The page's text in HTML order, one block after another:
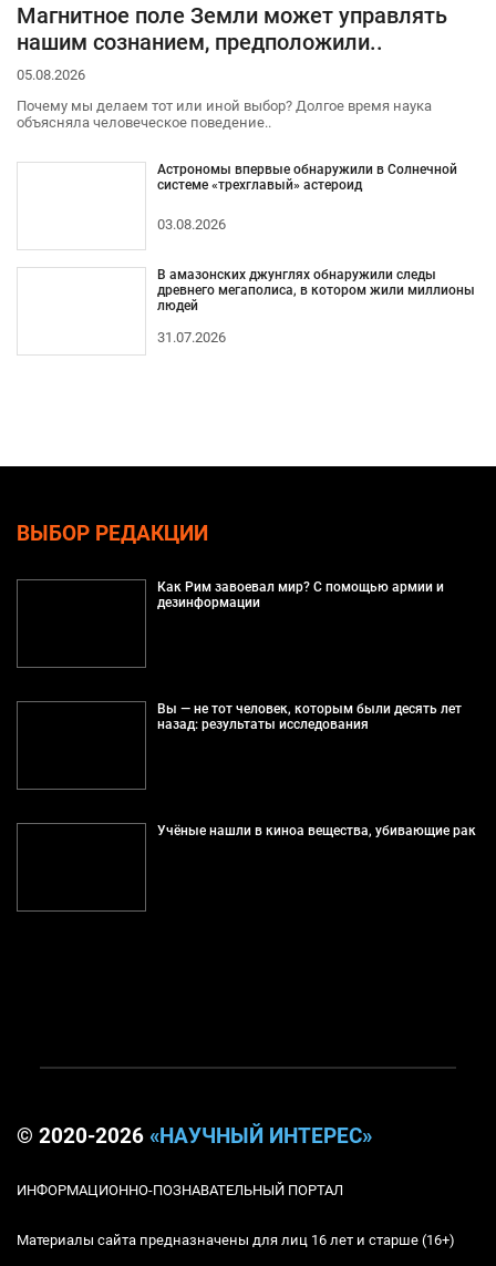
Магнитное поле Земли может управлять
нашим сознанием, предположили..
05.08.2026
Почему мы делаем тот или иной выбор? Долгое время наука
объясняла человеческое поведение..
Астрономы впервые обнаружили в Солнечной
системе «трехглавый» астероид
03.08.2026
В амазонских джунглях обнаружили следы
древнего мегаполиса, в котором жили миллионы
людей
31.07.2026
ВЫБОР РЕДАКЦИИ
Как Рим завоевал мир? С помощью армии и
дезинформации
Вы — не тот человек, которым были десять лет
назад: результаты исследования
Учёные нашли в киноа вещества, убивающие рак
© 2020-2026 «НАУЧНЫЙ ИНТЕРЕС»
ИНФОРМАЦИОННО-ПОЗНАВАТЕЛЬНЫЙ ПОРТАЛ
Материалы сайта предназначены для лиц 16 лет и старше (16+)